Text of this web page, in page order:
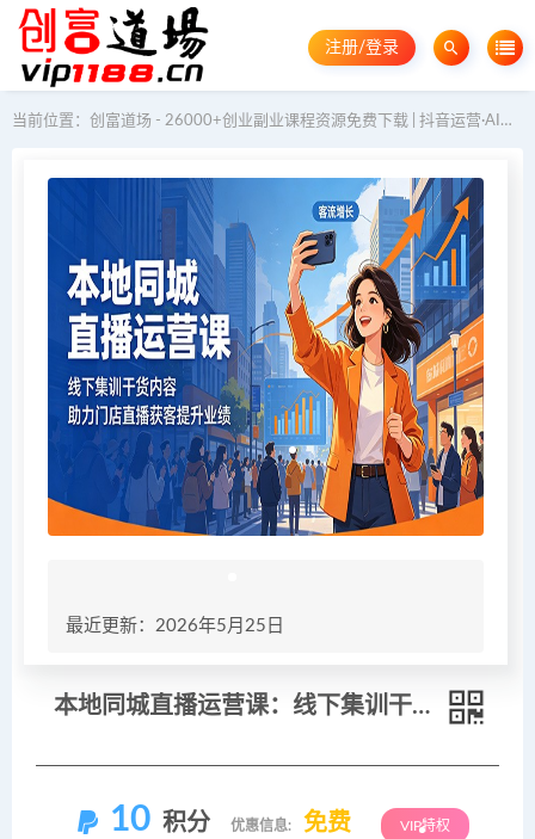
注册/登录
当前位置： 创富道场 - 26000+创业副业课程资源免费下载 | 抖音运营·AI教程·GEO优化
最近更新：2026年5月25日
本地同城直播运营课：线下集训干货内容，助力门店直播获客提升业绩
10 积分 优惠信息: 免费 VIP特权